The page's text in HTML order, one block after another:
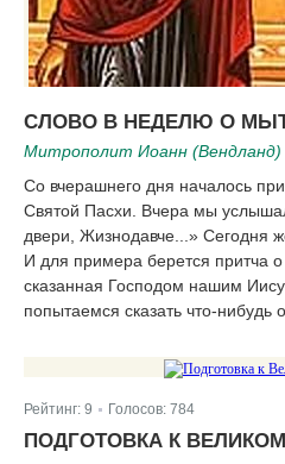
СЛОВО В НЕДЕЛЮ О
Митрополит Иоанн (Вендланд)
Со вчерашнего дня началось
Святой Пасхи. Вчера мы
двери, Жизнодавче...» Сегодня
И для примера берется притча
сказанная Господом нашим
попытаемся сказать что-нибудь
Рейтинг: 9 Голосов: 784
ПОДГОТОВКА К